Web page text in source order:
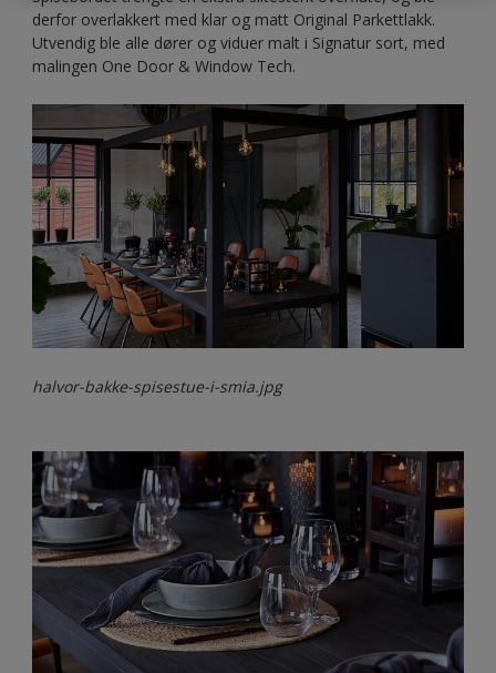
derfor overlakkert med klar og matt Original Parkettlakk.
Utvendig ble alle dører og viduer malt i Signatur sort, med
malingen One Door & Window Tech.
halvor-bakke-spisestue-i-smia.jpg